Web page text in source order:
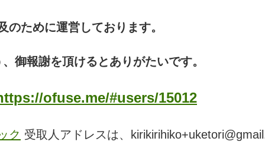
ために運営しております。
御報謝を頂けるとありがたいです。
ofuse.me/#users/15012
ク 受取人アドレスは、